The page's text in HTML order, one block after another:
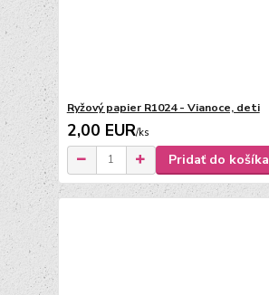
Ryžový papier R1024 - Vianoce, deti
2,00 EUR/ks
Pridať do košíka